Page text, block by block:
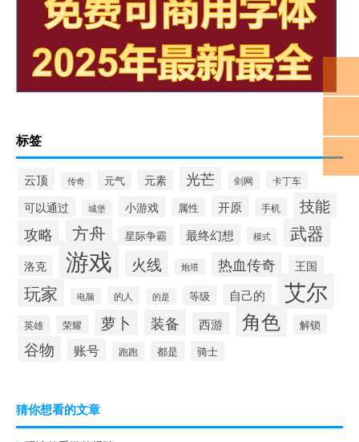
标签
云顶 传奇 元气 元素 光芒 剑网 卡丁车
可以通过 城堡 小游戏 属性 开原 手机
技能
攻略
方舟 星际争霸 最终幻想 模式 武器
洛克 游戏 火线 炮塔 热血传奇 王国
玩家 电脑 的人 的是 等级 自己的 艾尔
英雄 荣耀 萝卜 装备 西游 角色 解锁
谷物 账号 跑跑 都是 骑士
猜你想看的文章